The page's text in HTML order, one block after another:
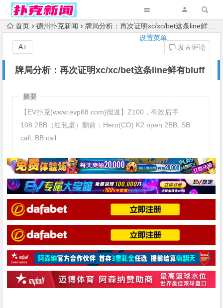
设置菜单
首页 德州扑克新闻 牌局分析：再次证明xc/xc/bet这条line鲜有bluff
牌局分析：再次证明xc/xc/bet这条line鲜有bluff
发表评论
A+
摘要
【EV扑克(www.evp68.com)报道】Z100，有效后手
108.2BB（红包桌）翻前：Hero(CO) K2 open 2BB, SB
call, BB call